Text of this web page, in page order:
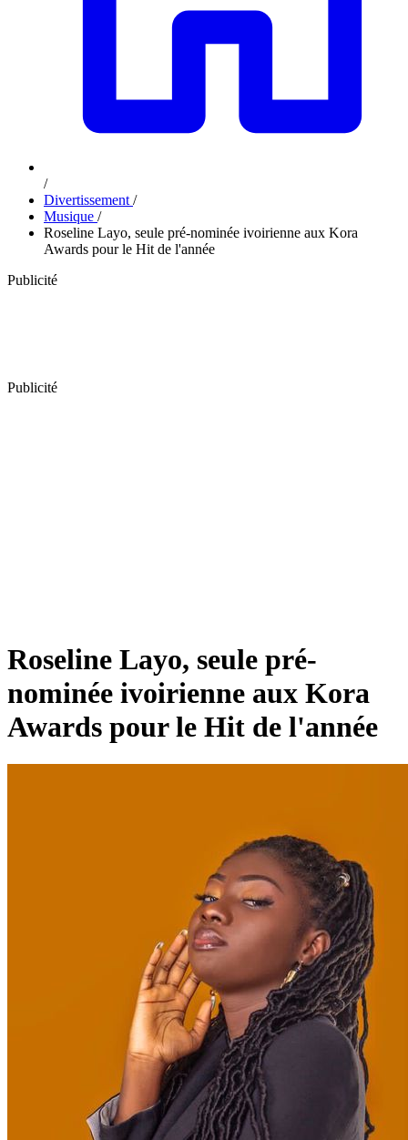
/
Divertissement /
Musique /
Roseline Layo, seule pré-nominée ivoirienne aux Kora
Awards pour le Hit de l'année
Publicité
Publicité
Roseline Layo, seule pré-
nominée ivoirienne aux Kora
Awards pour le Hit de l'année